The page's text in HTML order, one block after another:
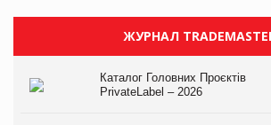
ЖУРНАЛ
Каталог Головних Проєктів
PrivateLabel – 2026